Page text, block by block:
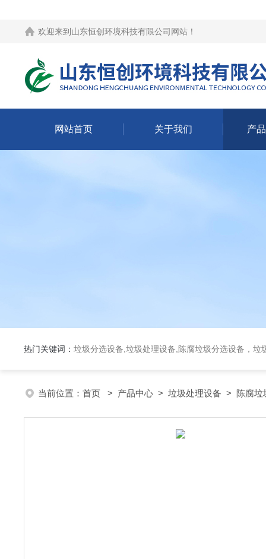
欢迎来到 山东恒创环境科技有限公司网站 ！
网站首页 关于我们 产
热门关键词： 垃圾分选设备,垃圾处理设备,陈腐垃圾分选设备，垃
当前位置： 首页 > 产品中心 > 垃圾处理设备 > 陈腐垃